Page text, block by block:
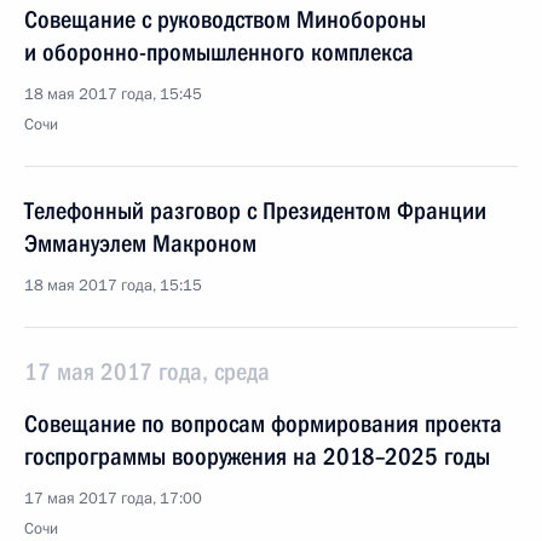
Совещание с руководством Минобороны
и оборонно-промышленного комплекса
18 мая 2017 года, 15:45
Сочи
Телефонный разговор с Президентом Франции
Эммануэлем Макроном
18 мая 2017 года, 15:15
17 мая 2017 года, среда
Совещание по вопросам формирования проекта
госпрограммы вооружения на 2018–2025 годы
17 мая 2017 года, 17:00
Сочи